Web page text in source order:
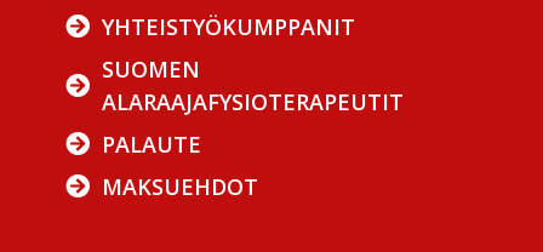
YHTEISTYÖKUMPPANIT
SUOMEN
ALARAAJAFYSIOTERAPEUTIT
PALAUTE
MAKSUEHDOT